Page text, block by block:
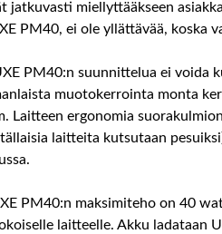
jatkuvasti miellyttääkseen
PM40, ei ole yllättävää, koska
PM40:n suunnittelua ei voida
muotokerrointa monta
Laitteen ergonomia
​​laitteita kutsutaan
PM40:n maksimiteho on 40
laitteelle. Akku ladataan